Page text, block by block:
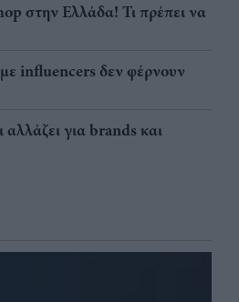
στην Ελλάδα! Τι πρέπει να
με influencers δεν φέρνουν
για brands και